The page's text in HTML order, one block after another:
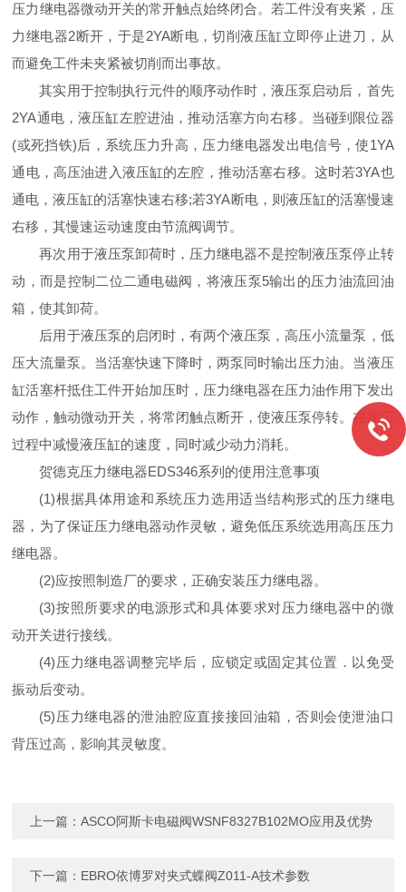
压力继电器微动开关的常开触点始终闭合。若工件没有夹紧，压
力继电器2断开，于是2YA断电，切削液压缸立即停止进刀，从
而避免工件未夹紧被切削而出事故。
其实用于控制执行元件的顺序动作时，液压泵启动后，首先
2YA通电，液压缸左腔进油，推动活塞方向右移。当碰到限位器
(或死挡铁)后，系统压力升高，压力继电器发出电信号，使1YA
通电，高压油进入液压缸的左腔，推动活塞右移。这时若3YA也
通电，液压缸的活塞快速右移;若3YA断电，则液压缸的活塞慢速
右移，其慢速运动速度由节流阀调节。
再次用于液压泵卸荷时，压力继电器不是控制液压泵停止转
动，而是控制二位二通电磁阀，将液压泵5输出的压力油流回油
箱，使其卸荷。
后用于液压泵的启闭时，有两个液压泵，高压小流量泵，低
压大流量泵。当活塞快速下降时，两泵同时输出压力油。当液压
缸活塞杆抵住工件开始加压时，压力继电器在压力油作用下发出
动作，触动微动开关，将常闭触点断开，使液压泵停转。在加工
过程中减慢液压缸的速度，同时减少动力消耗。
贺德克压力继电器EDS346系列的使用注意事项
(1)根据具体用途和系统压力选用适当结构形式的压力继电
器，为了保证压力继电器动作灵敏，避免低压系统选用高压压力
继电器。
(2)应按照制造厂的要求，正确安装压力继电器。
(3)按照所要求的电源形式和具体要求对压力继电器中的微
动开关进行接线。
(4)压力继电器调整完毕后，应锁定或固定其位置．以免受
振动后变动。
(5)压力继电器的泄油腔应直接接回油箱，否则会使泄油口
背压过高，影响其灵敏度。
上一篇：ASCO阿斯卡电磁阀WSNF8327B102MO应用及优势
下一篇： EBRO依博罗对夹式蝶阀Z011-A技术参数